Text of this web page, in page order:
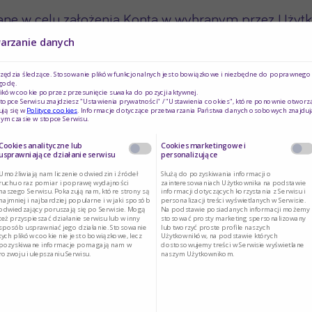
w celu założenia Konta w wybranym przez
zakres każdorazowo określa formularz
Konta niezbędne jest podanie co najmniej
danych potwierdzających posiadane
przetwarzane zgodnie z Regulaminem Usług
i będą przetwarzane do czasu zamknięcia
regulaminem.
o wyrażenie zgody na przetwarzanie ich
i nie ma wpływu na możliwość rejestracji
w celu skorzystania z danej usługi jest
danych
śledzące. Stosowanie plików funkcjonalnych jest obowiązkowe i niezbędne do poprawnego
cookie poprzez przesunięcie suwaka do pozycji aktywnej.
Serwisu znajdziesz "Ustawienia prywatności" / "Ustawienia cookies", które ponownie
się wPolityce cookies . Informacje dotyczące przetwarzania Państwa danych osobowych
czasie w stopce Serwisu.
analityczne lub
działanie serwisu
Umożliwiają nam liczenie odwiedzin i źródeł
ruchu oraz pomiar i poprawę wydajności
naszego Serwisu. Pokazują nam, które strony są
najmniej i najbardziej popularne i w jaki sposób
poruszają się po Serwisie. Mogą
przyspieszać działanie serwisu lub w inny
sposób usprawniać jego działanie. Stosowanie
plików cookie nie jest obowiązkowe, lecz
pozyskiwane informacje pomagają nam w
rozwoju i ulepszaniu Serwisu.
Cookies marketingowe i
personalizujące
Służą do pozyskiwania informacji o
zainteresowaniach Użytkownika na podstawie
informacji dotyczących korzystania z Serwisu i
personalizacji treści wyświetlanych w Serwisie.
Na podstawie posiadanych informacji możemy
stosować prosty marketing spersonalizowany
lub tworzyć proste profile naszych
Użytkowników, na podstawie których
dostosowujemy treści w Serwisie wyświetlane
naszym Użytkownikom.